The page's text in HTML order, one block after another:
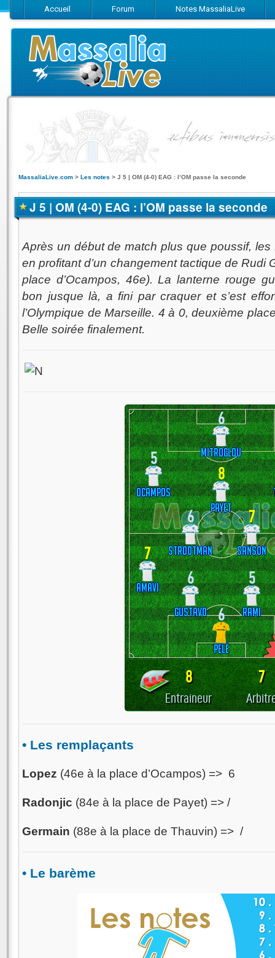
Accueil Forum Notes MassaliaLive
Suivez-nous sur Facebook
Suivez-nous sur Twitter
Abonnez-
MassaliaLive.com > Les notes > J 5 | OM (4-0) EAG : l’OM passe la seconde
J 5 | OM (4-0) EAG : l’OM passe la seconde
Après un début de match plus que poussif,
en profitant d’un changement tactique de Rudi
place d’Ocampos, 46e). La lanterne rouge
bon jusque là, a fini par craquer et s’est
l’Olympique de Marseille. 4 à 0, deuxième
Belle soirée finalement.
6
Pelé
7
Amavi
6
Gustavo
5
Rami
6
Strootman
7
Sanson
5
Ocampos
8
Payet
6
Mitroglou
8
Entraineur
7
• Les remplaçants
Lopez (46e à la place d’Ocampos) => 6
Radonjic (84e à la place de Payet) => /
Germain (88e à la place de Thauvin) => /
• Le barème